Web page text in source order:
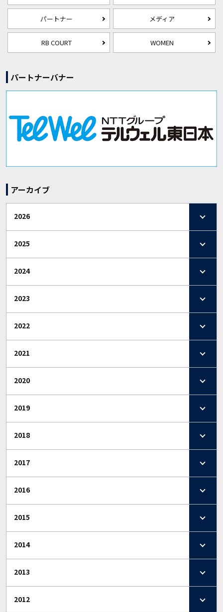
パートナー メディア
RB COURT WOMEN
パートナーバナー
アーカイブ
2026
2025
2024
2023
2022
2021
2020
2019
2018
2017
2016
2015
2014
2013
2012